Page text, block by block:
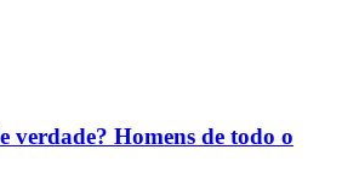
verdade? Homens de todo o